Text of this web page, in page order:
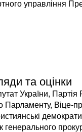
управління
та оцінки
України, Партія
Парламенту, Віце-
генерального